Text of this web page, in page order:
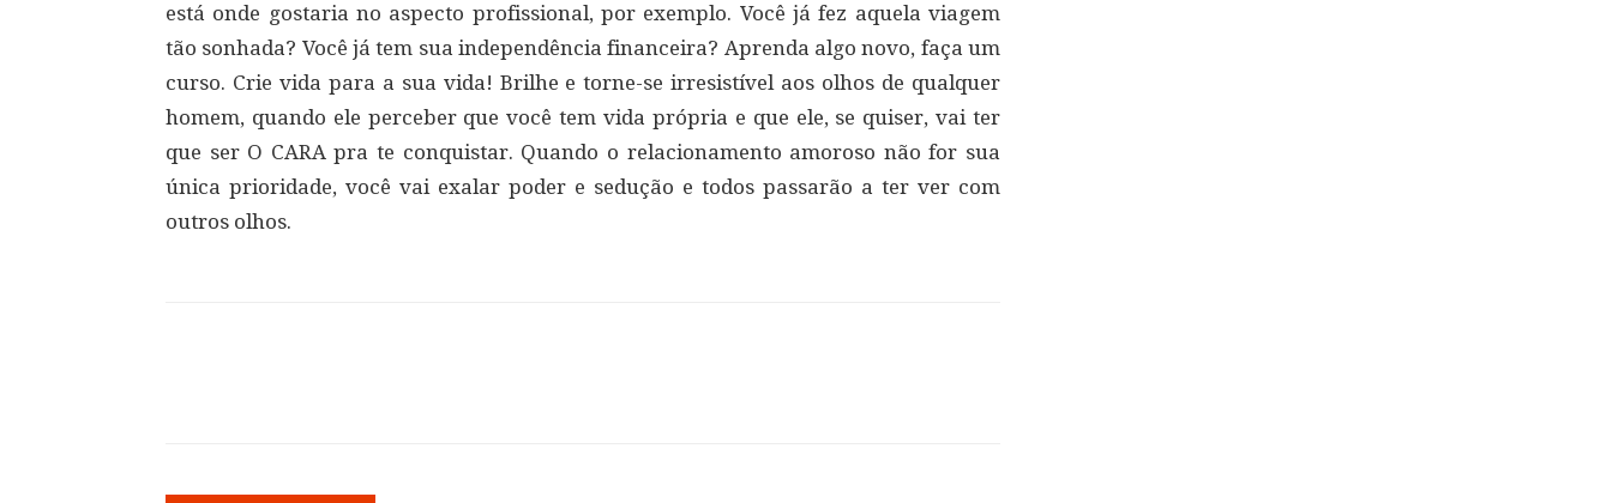
está onde gostaria no aspecto profissional, por exemplo. Você já fez aquela viagem
tão sonhada? Você já tem sua independência financeira? Aprenda algo novo, faça um
curso. Crie vida para a sua vida! Brilhe e torne-se irresistível aos olhos de qualquer
homem, quando ele perceber que você tem vida própria e que ele, se quiser, vai ter
que ser O CARA pra te conquistar. Quando o relacionamento amoroso não for sua
única prioridade, você vai exalar poder e sedução e todos passarão a ter ver com
outros olhos.